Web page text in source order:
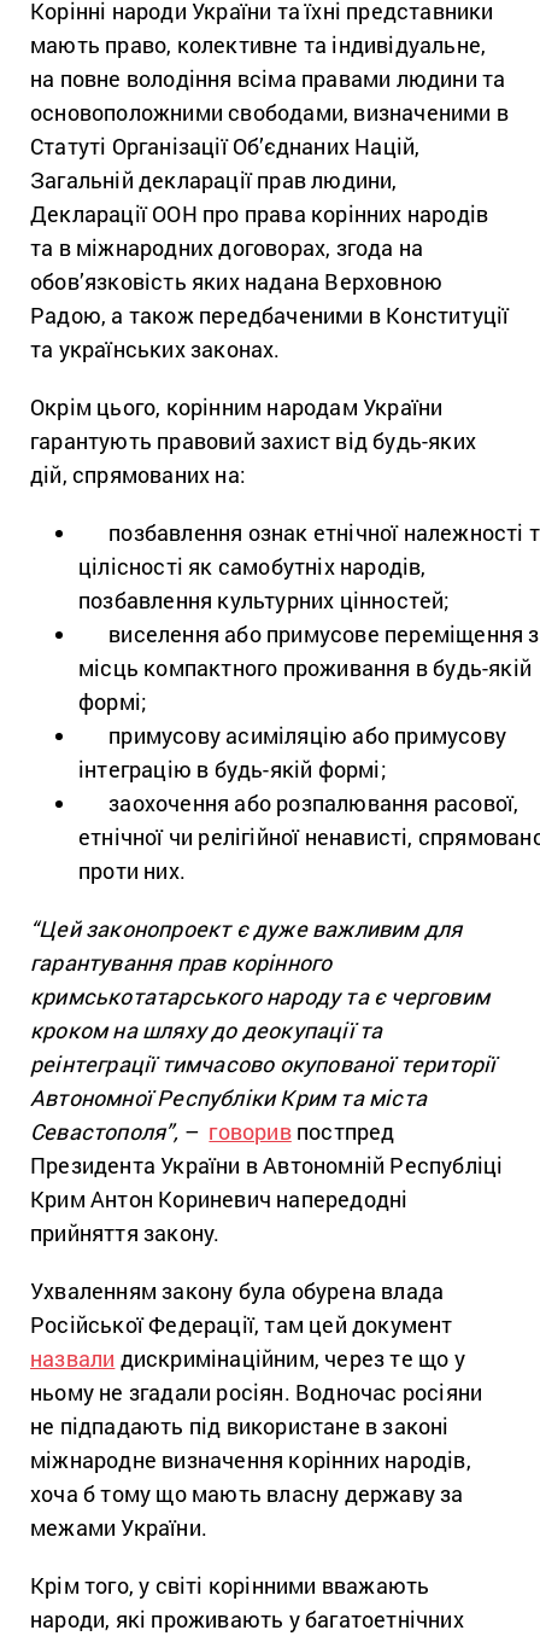
Корінні народи України та їхні представники
мають право, колективне та індивідуальне,
на повне володіння всіма правами людини та
основоположними свободами, визначеними в
Статуті Організації Об’єднаних Націй,
Загальній декларації прав людини,
Декларації ООН про права корінних народів
та в міжнародних договорах, згода на
обов’язковість яких надана Верховною
Радою, а також передбаченими в Конституції
та українських законах.
Окрім цього, корінним народам України
гарантують правовий захист від будь-яких
дій, спрямованих на:
позбавлення ознак етнічної належності
цілісності як самобутніх народів,
позбавлення культурних цінностей;
виселення або примусове переміщення з
місць компактного проживання в будь-якій
формі;
примусову асиміляцію або примусову
інтеграцію в будь-якій формі;
заохочення або розпалювання расової,
етнічної чи релігійної ненависті,
проти них.
“Цей законопроект є дуже важливим для
гарантування прав корінного
кримськотатарського народу та є черговим
кроком на шляху до деокупації та
реінтеграції тимчасово окупованої території
Автономної Республіки Крим та міста
Севастополя”, – говоривпостпред
Президента України в Автономній Республіці
Крим Антон Кориневич напередодні
прийняття закону.
Ухваленням закону була обурена влада
Російської Федерації, там цей документ
назвали дискримінаційним, через те що у
ньому не згадали росіян. Водночас росіяни
не підпадають під використане в законі
міжнародне визначення корінних народів,
хоча б тому що мають власну державу за
межами України.
Крім того, у світі корінними вважають
народи, які проживають у багатоетнічних